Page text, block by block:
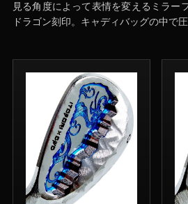
見る角度によって表情を変えるミラー
ドラゴン刻印。キャディバッグの中で